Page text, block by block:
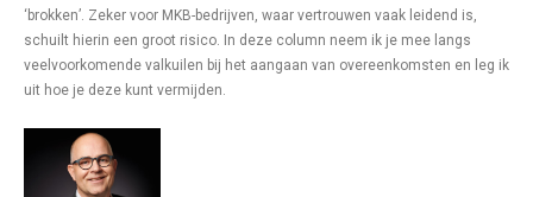
‘brokken’. Zeker voor MKB-bedrijven, waar vertrouwen vaak leidend is,
schuilt hierin een groot risico. In deze column neem ik je mee langs
veelvoorkomende valkuilen bij het aangaan van overeenkomsten en leg ik
uit hoe je deze kunt vermijden.